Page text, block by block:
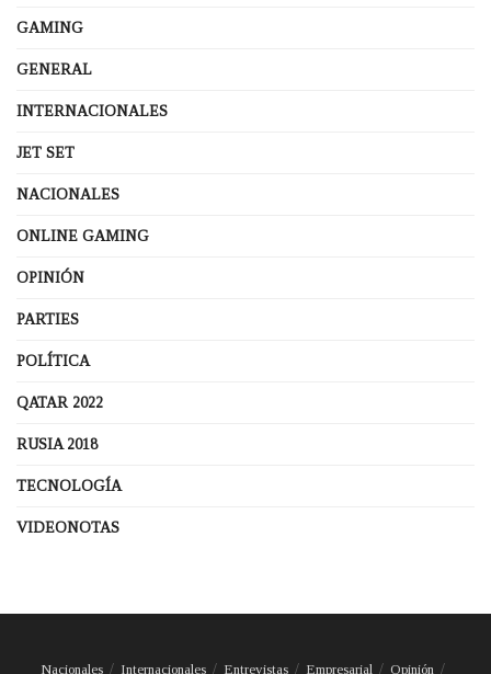
GAMING
GENERAL
INTERNACIONALES
JET SET
NACIONALES
ONLINE GAMING
OPINIÓN
PARTIES
POLÍTICA
QATAR 2022
RUSIA 2018
TECNOLOGÍA
VIDEONOTAS
Nacionales Internacionales Entrevistas Empresarial Opinión